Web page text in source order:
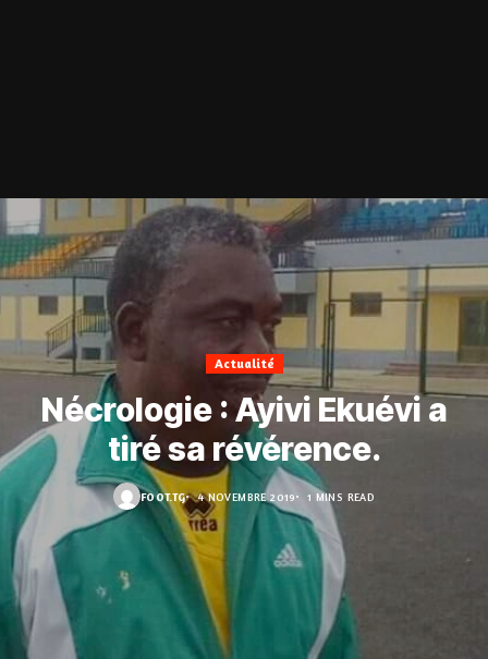
Actualité
Nécrologie : Ayivi Ekuévi a
tiré sa révérence.
FOOT.TG 4 NOVEMBRE 2019 1 MINS READ